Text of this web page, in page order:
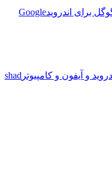
برای اندرویدGoogle
و آیفون و کامپیوتر shad